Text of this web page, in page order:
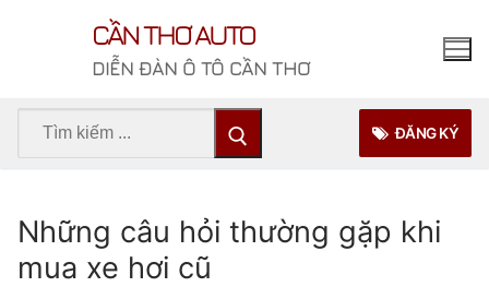
CẦN THƠ AUTO
DIỄN ĐÀN Ô TÔ CẦN THƠ
Tìm
ĐĂNG KÝ
Những câu hỏi thường gặp khi
mua xe hơi cũ